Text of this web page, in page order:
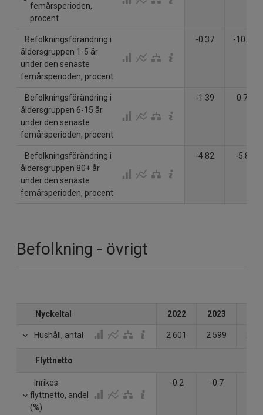
femårsperioden,
procent
Befolkningsförändring i
åldersgruppen 1-5 år
under den senaste
femårsperioden, procent
-0.37 -10.82
Befolkningsförändring i
åldersgruppen 6-15 år
under den senaste
femårsperioden, procent
-1.39 0.71
Befolkningsförändring i
åldersgruppen 80+ år
under den senaste
femårsperioden, procent
-4.82 -5.82
Befolkning - övrigt
Nyckeltal 2022 2023
Hushåll, antal 2 601 2 599
Flyttnetto
Inrikes
flyttnetto, andel
(%)
-0.2 -0.7